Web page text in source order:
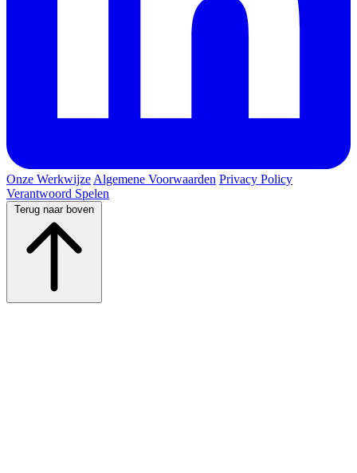
Onze Werkwijze Algemene Voorwaarden Privacy Policy
Verantwoord Spelen
Terug naar boven